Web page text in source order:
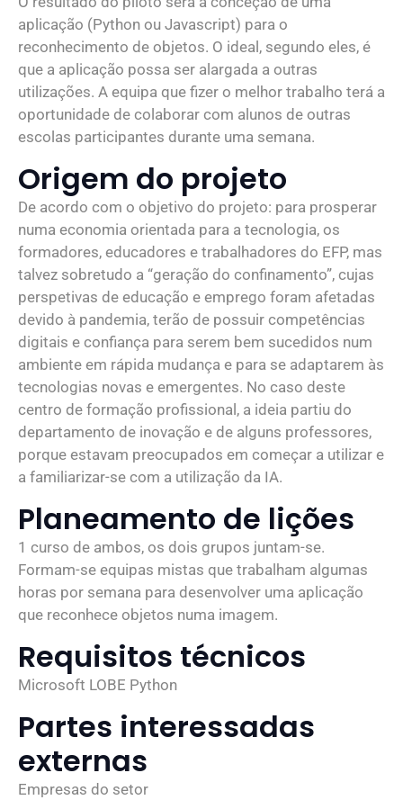
aplicação (Python ou Javascript) para o
reconhecimento de objetos. O ideal, segundo eles, é
que a aplicação possa ser alargada a outras
utilizações. A equipa que fizer o melhor trabalho terá a
oportunidade de colaborar com alunos de outras
escolas participantes durante uma semana.
Origem do projeto
De acordo com o objetivo do projeto: para prosperar
numa economia orientada para a tecnologia, os
formadores, educadores e trabalhadores do EFP, mas
talvez sobretudo a “geração do confinamento”, cujas
perspetivas de educação e emprego foram afetadas
devido à pandemia, terão de possuir competências
digitais e confiança para serem bem sucedidos num
ambiente em rápida mudança e para se adaptarem às
tecnologias novas e emergentes. No caso deste
centro de formação profissional, a ideia partiu do
departamento de inovação e de alguns professores,
porque estavam preocupados em começar a utilizar e
a familiarizar-se com a utilização da IA.
Planeamento de lições
1 curso de ambos, os dois grupos juntam-se.
Formam-se equipas mistas que trabalham algumas
horas por semana para desenvolver uma aplicação
que reconhece objetos numa imagem.
Requisitos técnicos
Microsoft LOBE Python
Partes interessadas
externas
Empresas do setor